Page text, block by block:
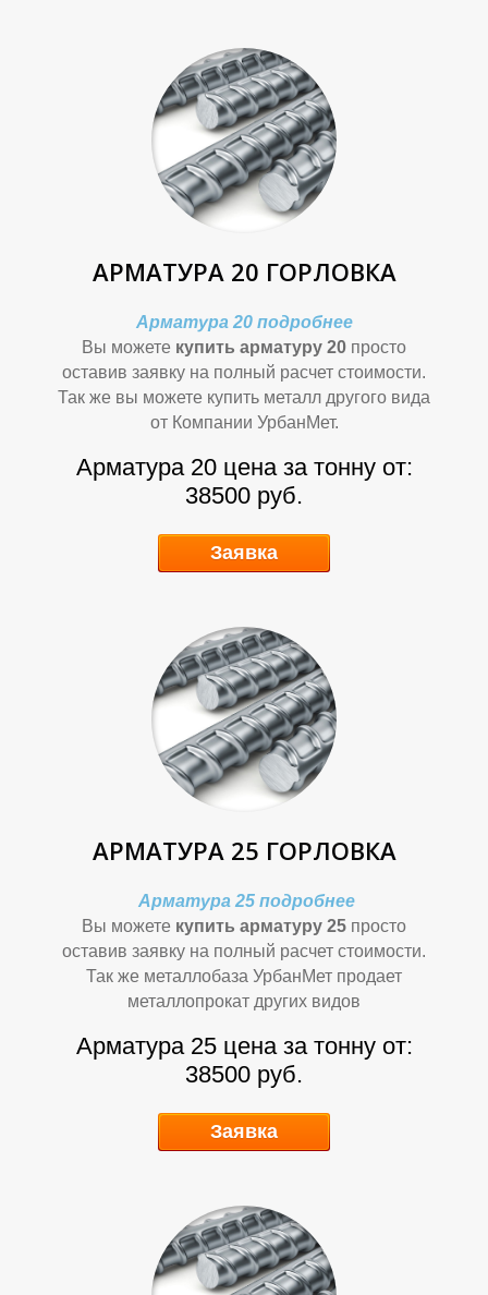
Л
Ь
Н
АРМАТУРА 20 ГОРЛОВКА
Арматура 20 подробнее
Вы можете купить арматуру 20 просто
оставив заявку на полный расчет стоимости.
Так же вы можете купить металл другого вида
от Компании УрбанМет.
Арматура 20 цена за тонну от:
38500 руб.
Заявка
АРМАТУРА 25 ГОРЛОВКА
Арматура 25 подробнее
Вы можете купить арматуру 25 просто
оставив заявку на полный расчет стоимости.
Так же металлобаза УрбанМет продает
металлопрокат других видов
Арматура 25 цена за тонну от:
38500 руб.
Заявка
Л
Ь
Н